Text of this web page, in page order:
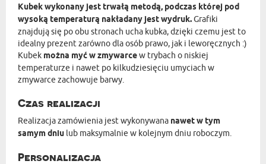
Kubek wykonany jest trwałą metodą, podczas której pod
wysoką temperaturą nakładany jest wydruk.Grafiki
znajdują się po obu stronach ucha kubka, dzięki czemu jest to
idealny prezent zarówno dla osób prawo, jak i leworęcznych :)
Kubek można myć w zmywarcew trybach o niskiej
temperaturze i nawet po kilkudziesięciu umyciach w
zmywarce zachowuje barwy.
Czas realizacji
Realizacja zamówienia jest wykonywana nawet w tym
samym dniu lub maksymalnie w kolejnym dniu roboczym.
Personalizacja